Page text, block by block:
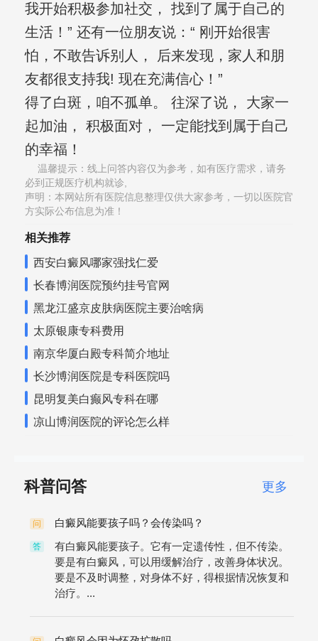
我开始积极参加社交， 找到了属于自己的
生活！” 还有一位朋友说：“ 刚开始很害
怕，不敢告诉别人， 后来发现，家人和朋
友都很支持我! 现在充满信心！”
得了白斑，咱不孤单。 往深了说， 大家一
起加油， 积极面对， 一定能找到属于自己
的幸福！
温馨提示：线上问答内容仅为参考，如有医疗需求，请务
必到正规医疗机构就诊,
声明：本网站所有医院信息整理仅供大家参考，一切以医院官
方实际公布信息为准！
相关推荐
西安白癜风哪家强找仁爱
长春博润医院预约挂号官网
黑龙江盛京皮肤病医院主要治啥病
太原银康专科费用
南京华厦白殿专科简介地址
长沙博润医院是专科医院吗
昆明复美白癫风专科在哪
凉山博润医院的评论怎么样
科普问答 更多
问 白癜风能要孩子吗？会传染吗？
答
有白癜风能要孩子。它有一定遗传性，但不传染。
要是有白癜风，可以用缓解治疗，改善身体状况。
要是不及时调整，对身体不好，得根据情况恢复和
治疗。...